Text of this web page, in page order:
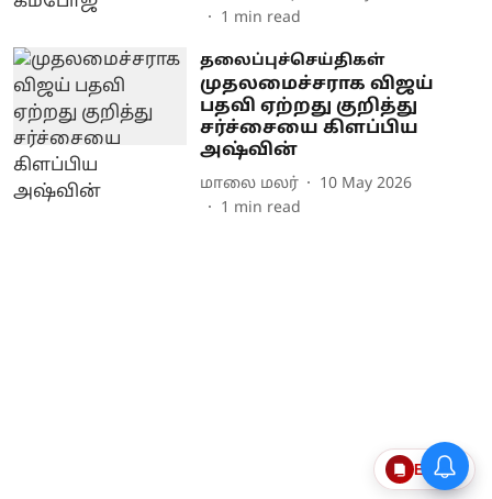
1 min read
தலைப்புச்செய்திகள்
முதலமைச்சராக விஜய்
பதவி ஏற்றது குறித்து
சர்ச்சையை கிளப்பிய
அஷ்வின்
மாலை மலர்
10 May 2026
1 min read
Epaper